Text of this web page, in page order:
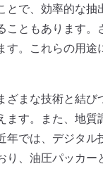
で、効率的な
ともあります
。これらの用
まな技術と結
す。また、地
では、デジタル
、油圧パッカ